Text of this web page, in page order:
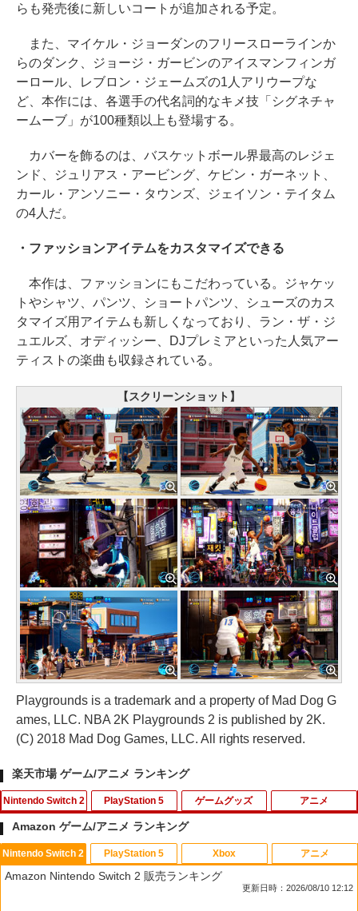
らも発売後に新しいコートが追加される予定。
また、マイケル・ジョーダンのフリースローラインか
らのダンク、ジョージ・ガービンのアイスマンフィンガ
ーロール、レブロン・ジェームズの1人アリウープな
ど、本作には、各選手の代名詞的なキメ技「シグネチャ
ームーブ」が100種類以上も登場する。
カバーを飾るのは、バスケットボール界最高のレジェ
ンド、ジュリアス・アービング、ケビン・ガーネット、
カール・アンソニー・タウンズ、ジェイソン・テイタム
の4人だ。
・ファッションアイテムをカスタマイズできる
本作は、ファッションにもこだわっている。ジャケッ
トやシャツ、パンツ、ショートパンツ、シューズのカス
タマイズ用アイテムも新しくなっており、ラン・ザ・ジ
ュエルズ、オディッシー、DJプレミアといった人気アー
ティストの楽曲も収録されている。
【スクリーンショット】
Playgrounds is a trademark and a property of Mad Dog G
ames, LLC. NBA 2K Playgrounds 2 is published by 2K.
(C) 2018 Mad Dog Games, LLC. All rights reserved.
楽天市場 ゲーム/アニメ ランキング
Nintendo Switch 2
1
●【中古】【Switch2】 信長の野望・新
生 with パワーアップキット Complete
Edition 【CERO A(全年齢対象)】
PlayStation 5
1
【特典】MARVEL Tōkon: Fighting So
uls(【早期購入封入特典】ロビーのアイ
ゲームグッズ
1
【中古】街へいこうよ どうぶつの森(ソ
フト単品) - Wii
アニメ
1
【中古】ベイマックス MovieNEX[純正
ブルーレイ＋純正ケース]
Amazon ゲーム/アニメ ランキング
Nintendo Switch 2
Amazon Nintendo Switch 2 販売ランキング
更新日時：2026/08/10 12:12
PlayStation 5 Xbox アニメ